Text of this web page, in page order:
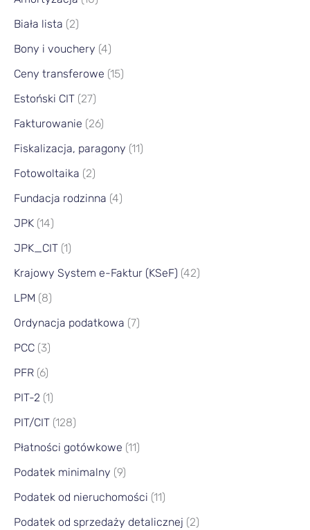
Biała lista (2)
Bony i vouchery (4)
Ceny transferowe (15)
Estoński CIT (27)
Fakturowanie (26)
Fiskalizacja, paragony (11)
Fotowoltaika (2)
Fundacja rodzinna (4)
JPK (14)
JPK_CIT (1)
Krajowy System e-Faktur (KSeF) (42)
LPM (8)
Ordynacja podatkowa (7)
PCC (3)
PFR (6)
PIT-2 (1)
PIT/CIT (128)
Płatności gotówkowe (11)
Podatek minimalny (9)
Podatek od nieruchomości (11)
Podatek od sprzedaży detalicznej (2)